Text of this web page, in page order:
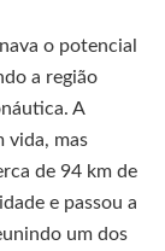
o potencial
a região
A
vida, mas
de 94 km de
e passou a
um dos